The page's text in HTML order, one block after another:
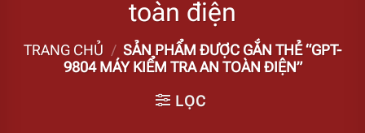
toàn điện
TRANG CHỦ / SẢN PHẨM ĐƯỢC GẮN THẺ “GPT-
9804 MÁY KIỂM TRA AN TOÀN ĐIỆN”
LỌC